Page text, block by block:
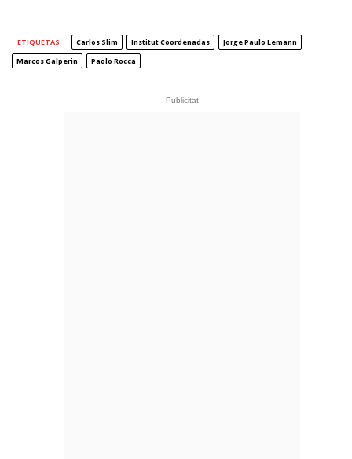
ETIQUETAS Carlos Slim Institut Coordenadas
Jorge Paulo Lemann
Marcos Galperin
Paolo Rocca
- Publicitat -